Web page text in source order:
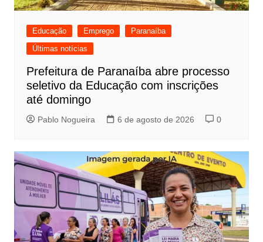
Educação Emprego
Paranaíba
Últimas notícias
Prefeitura de Paranaíba abre processo
seletivo da Educação com inscrições
até domingo
Pablo Nogueira 6 de agosto de 2026 0